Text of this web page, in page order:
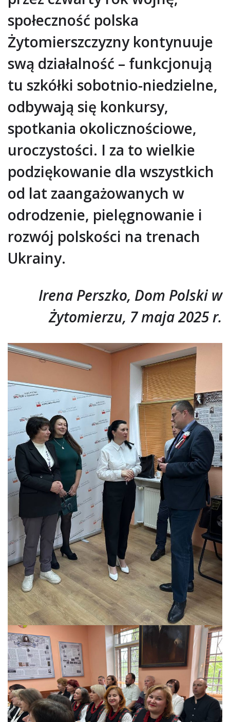
społeczność polska
Żytomierszczyzny kontynuuje
swą działalność – funkcjonują
tu szkółki sobotnio-niedzielne,
odbywają się konkursy,
spotkania okolicznościowe,
uroczystości. I za to wielkie
podziękowanie dla wszystkich
od lat zaangażowanych w
odrodzenie, pielęgnowanie i
rozwój polskości na trenach
Ukrainy.
Irena Perszko, Dom Polski w
Żytomierzu, 7 maja 2025 r.